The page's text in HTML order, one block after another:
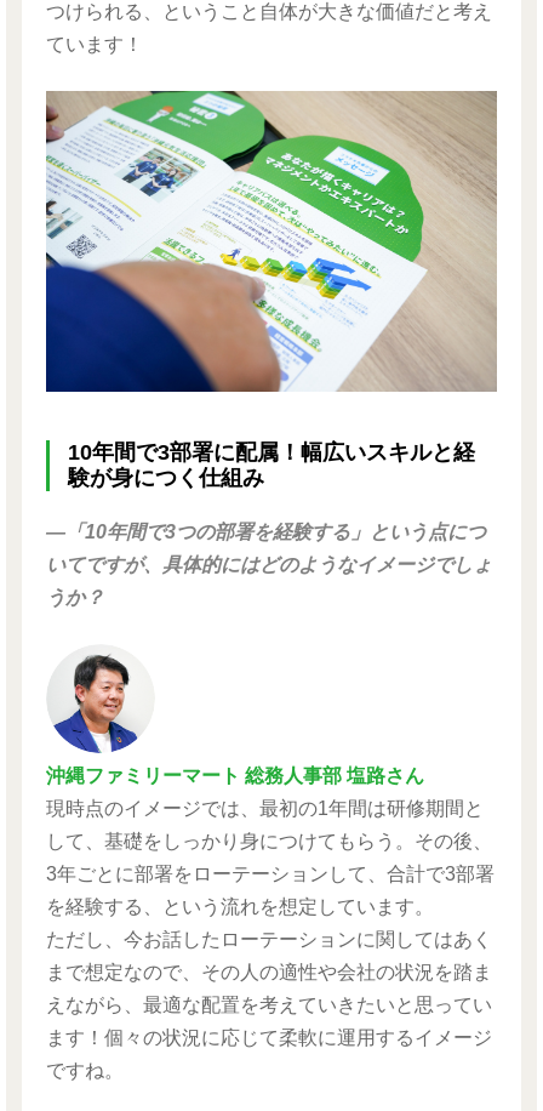
つけられる、ということ自体が大きな価値だと考え
ています！
10年間で3部署に配属！幅広いスキルと経
験が身につく仕組み
―「10年間で3つの部署を経験する」という点につ
いてですが、具体的にはどのようなイメージでしょ
うか？
沖縄ファミリーマート 総務人事部 塩路さん
現時点のイメージでは、最初の1年間は研修期間と
して、基礎をしっかり身につけてもらう。その後、
3年ごとに部署をローテーションして、合計で3部署
を経験する、という流れを想定しています。
ただし、今お話したローテーションに関してはあく
まで想定なので、その人の適性や会社の状況を踏ま
えながら、最適な配置を考えていきたいと思ってい
ます！個々の状況に応じて柔軟に運用するイメージ
ですね。